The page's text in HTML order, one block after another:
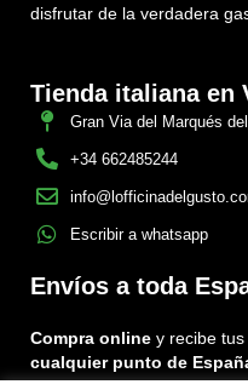
disfrutar de la verdadera
Tienda italiana en
Gran Via del Marqués
+34 662485244
Escribir a whatsapp
Envíos a toda
Compra online y recibe
cualquier punto de